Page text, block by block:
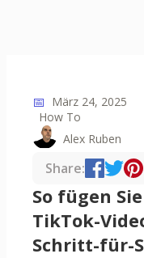
📅 März 24, 2025
How To
Alex Ruben
Share:
So fügen
TikTok-
Schritt-für-